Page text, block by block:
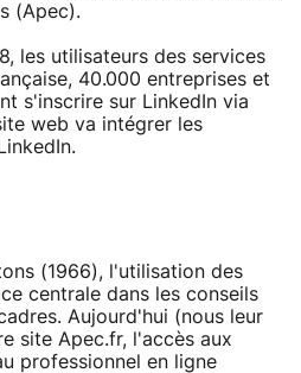
(Apec).
les utilisateurs des services
40.000 entreprises et
s'inscrire sur LinkedIn via
web va intégrer les
(1966), l'utilisation des
centrale dans les conseils
Aujourd'hui (nous leur
site Apec.fr, l'accès aux
professionnel en ligne